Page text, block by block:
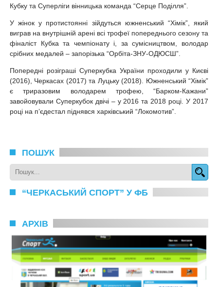
Кубку та Суперліги вінницька команда “Серце Поділля”.
У жінок у протистоянні зійдуться южненський “Хімік”, який
виграв на внутрішній арені всі трофеї попереднього сезону та
фіналіст Кубка та чемпіонату і, за сумісництвом, володар
срібних медалей – запорізька “Орбіта-ЗНУ-ОДЮСШ”.
Попередні розіграші Суперкубка України проходили у Києві
(2016), Черкасах (2017) та Луцьку (2018). Южненський “Хімік”
є триразовим володарем трофею, “Барком-Кажани”
завойовували Суперкубок двічі – у 2016 та 2018 році. У 2017
році на п’єдестал піднявся харківський “Локомотив”.
ПОШУК
“ЧЕРКАСЬКИЙ СПОРТ” У ФБ
АРХІВ